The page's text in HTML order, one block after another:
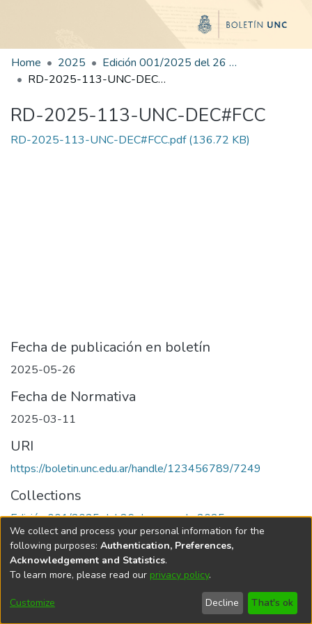
Home 2025
Edición 001/2025 del 26 de mayo de 2025
RD-2025-113-UNC-DEC#FCC
RD-2025-113-UNC-DEC#FCC
RD-2025-113-UNC-DEC#FCC.pdf(136.72 KB)
Fecha de publicación en boletín
2025-05-26
Fecha de Normativa
2025-03-11
URI
https://boletin.unc.edu.ar/handle/123456789/7249
Collections
Edición 001/2025 del 26 de mayo de 2025
Universidad Nacional de Córdoba
We collect and process your personal information for the
following purposes: Authentication, Preferences,
Acknowledgement and Statistics.
To learn more, please read our privacy policy.
Customize Decline That's ok